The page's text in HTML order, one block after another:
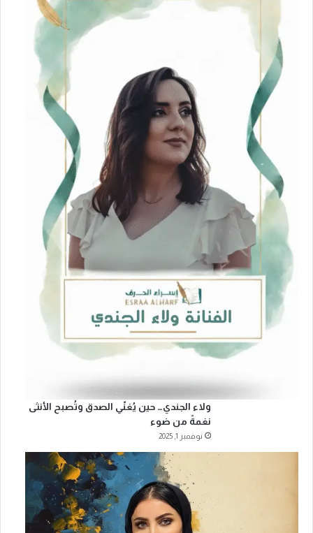
ولاء الجندي… حين يُغنّي الصدق وتُصبح الأنثى
نغمةً من ضوء
نوفمبر 1, 2025